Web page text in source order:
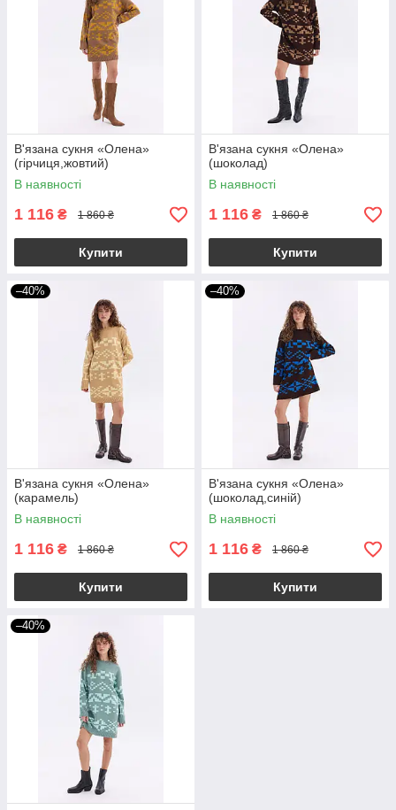
В'язана сукня «Олена»
(гірчиця,жовтий)
В наявності
1 116 ₴ 1 860 ₴
Купити
В'язана сукня «Олена»
(шоколад)
В наявності
1 116 ₴ 1 860 ₴
Купити
–40%
В'язана сукня «Олена»
(карамель)
В наявності
1 116 ₴ 1 860 ₴
Купити
–40%
В'язана сукня «Олена»
(шоколад,синій)
В наявності
1 116 ₴ 1 860 ₴
Купити
–40%